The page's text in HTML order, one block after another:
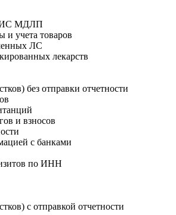
МДЛП
и учета товаров
ЛС
лекарств
без отправки отчетности
и взносов
с банками
по ИНН
с отправкой отчетности